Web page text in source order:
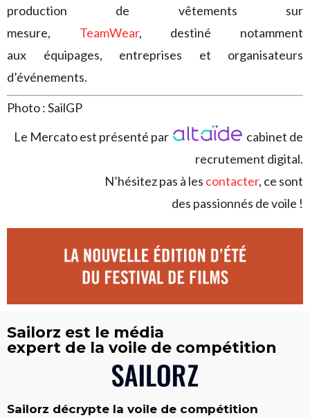
production de vêtements sur
mesure, TeamWear, destiné notamment
aux équipages, entreprises et organisateurs
d’événements.
Photo : SailGP
Le Mercato est présenté par
cabinet de
recrutement digital.
N’hésitez pas à les contacter, ce sont
des passionnés de voile !
Sailorz est le média
expert de la voile de compétition
Sailorz décrypte la voile de compétition